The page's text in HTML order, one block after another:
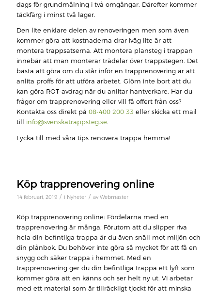
dags för grundmålning i två omgångar. Därefter kommer
täckfärg i minst två lager.
Den lite enklare delen av renoveringen men som även
kommer göra att kostnaderna drar iväg lite är att
montera trappsatserna. Att montera plansteg i trappan
innebär att man monterar trädelar över trappstegen. Det
bästa att göra om du står inför en trapprenovering är att
anlita proffs för att utföra arbetet. Glöm inte bort att du
kan göra ROT-avdrag när du anlitar hantverkare. Har du
frågor om trapprenovering eller vill få offert från oss?
Kontakta oss direkt på 08-400 200 33 eller skicka ett mail
till info@svenskatrappsteg.se.
Lycka till med våra tips renovera trappa hemma!
Köp trapprenovering online
14 februari, 2019 / i Nyheter / av Webmaster
Köp trapprenovering online: Fördelarna med en
trapprenovering är många. Förutom att du slipper riva
hela din befintliga trappa är du även snäll mot miljön och
din plånbok. Du behöver inte göra så mycket för att få en
snygg och säker trappa i hemmet. Med en
trapprenovering ger du din befintliga trappa ett lyft som
kommer göra att en känns och ser helt ny ut. Vi arbetar
med ett material som är tillräckligt tjockt för att minska